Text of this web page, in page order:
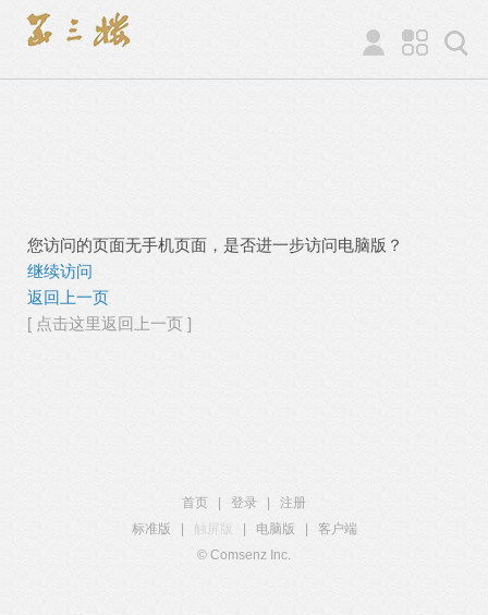
您访问的页面无手机页面，是否进一步访问电脑版？
继续访问
返回上一页
[ 点击这里返回上一页 ]
首页 登录
注册
标准版
触屏版 电脑版
客户端
© Comsenz Inc.